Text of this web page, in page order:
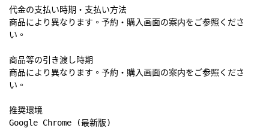
代金の支払い時期・支払い方法
商品により異なります。予約・購入画面の案内をご参照くださ
い。
商品等の引き渡し時期
商品により異なります。予約・購入画面の案内をご参照くださ
い。
推奨環境
Google Chrome (最新版)